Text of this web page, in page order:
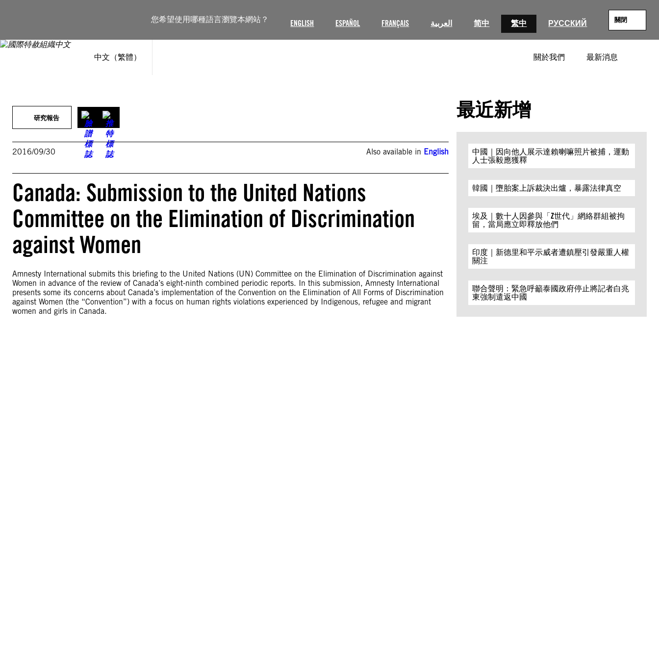
您希望使用哪種語言瀏覽本網站？ ENGLISH ESPAÑOL FRANÇAIS العربية 简中 繁中 РУССКИЙ 關閉
中文（繁體） 關於我們 最新消息
內
研究報告
2016/09/30 Also available in English
Canada: Submission to the United Nations
Committee on the Elimination of Discrimination
against Women
Amnesty International submits this briefing to the United Nations (UN) Committee on the Elimination of Discrimination against
Women in advance of the review of Canada’s eight-ninth combined periodic reports. In this submission, Amnesty International
presents some its concerns about Canada’s implementation of the Convention on the Elimination of All Forms of Discrimination
against Women (the “Convention”) with a focus on human rights violations experienced by Indigenous, refugee and migrant
women and girls in Canada.
最近新增
中國｜因向他人展示達賴喇嘛照片被捕，運動
人士張毅應獲釋
韓國｜墮胎案上訴裁決出爐，暴露法律真空
埃及｜數十人因參與「Z世代」網絡群組被拘
留，當局應立即釋放他們
印度｜新德里和平示威者遭鎮壓引發嚴重人權
關注
聯合聲明：緊急呼籲泰國政府停止將記者白兆
東強制遣返中國